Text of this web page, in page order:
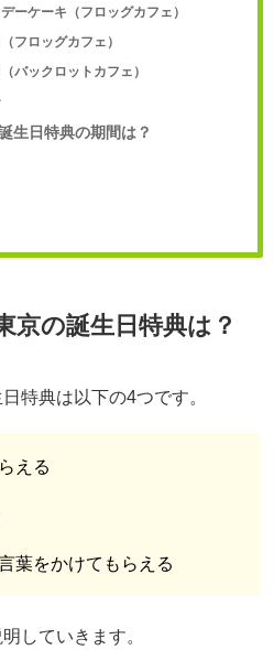
ーケーキ（フロッグカフェ）
フロッグカフェ）
バックロットカフェ）
生日特典の期間は？
京の誕生日特典は？
特典は以下の4つです。
える
葉をかけてもらえる
していきます。